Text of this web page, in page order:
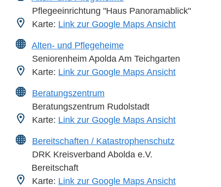
Pflegeeinrichtung "Haus Panoramablick"
Karte: Link zur Google Maps Ansicht
Alten- und Pflegeheime
Seniorenheim Apolda Am Teichgarten
Karte: Link zur Google Maps Ansicht
Beratungszentrum
Beratungszentrum Rudolstadt
Karte: Link zur Google Maps Ansicht
Bereitschaften / Katastrophenschutz
DRK Kreisverband Abolda e.V.
Bereitschaft
Karte: Link zur Google Maps Ansicht